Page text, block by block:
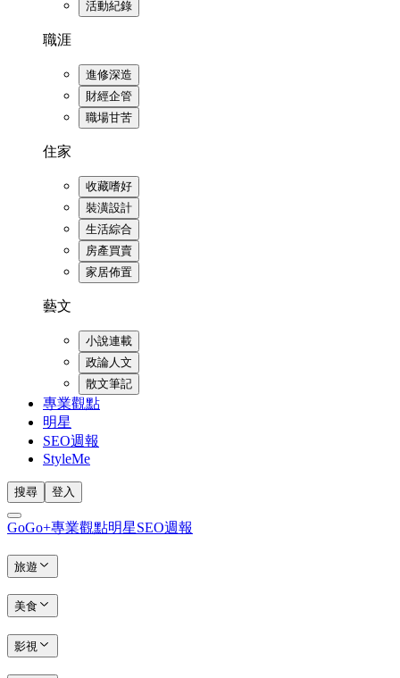
活動紀錄
職涯
進修深造
財經企管
職場甘苦
住家
收藏嗜好
裝潢設計
生活綜合
房產買賣
家居佈置
藝文
小說連載
政論人文
散文筆記
專業觀點
明星
SEO週報
StyleMe
搜尋 登入
GoGo+專業觀點明星SEO週報
旅遊
美食
影視